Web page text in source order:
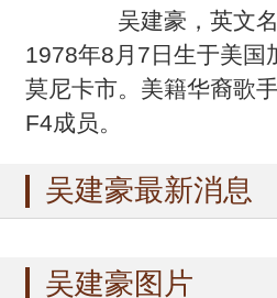
吴建豪，英文名
1978年8月7日生于美国
莫尼卡市。美籍华裔歌
F4成员。
吴建豪最新消息
吴建豪图片